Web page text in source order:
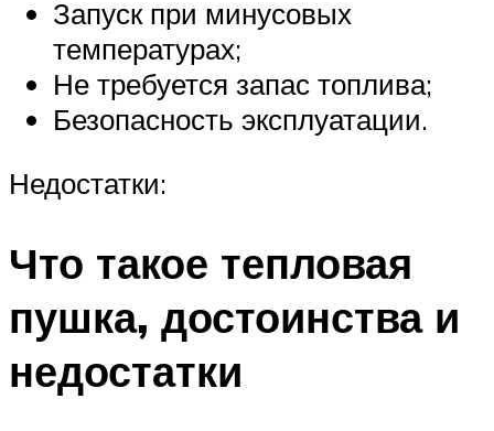
Запуск при минусовых
температурах;
Не требуется запас топлива;
Безопасность эксплуатации.
Недостатки:
Что такое тепловая
пушка, достоинства и
недостатки